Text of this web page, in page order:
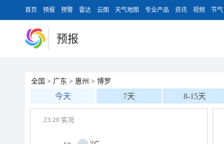
首页 预报 预警 雷达 云图 天气地图 专业产品 资讯 视频 节气
预报
全国 > 广东 > 惠州 > 博罗
今天 7天 8-15天
23:20 实况